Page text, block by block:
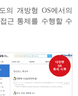
의 개방형 OS에서의
근 통제를 수행할 수